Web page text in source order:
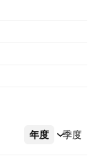
年度 季度
更多